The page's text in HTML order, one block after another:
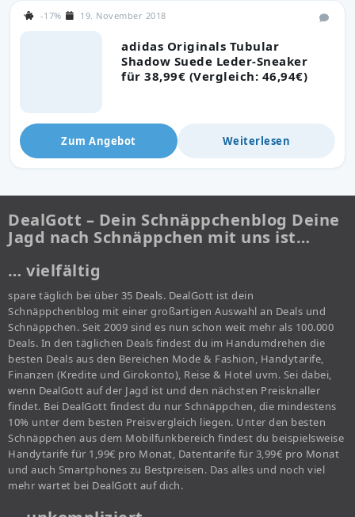
adidas Originals Tubular
Shadow Suede Leder-Sneaker
für 38,99€ (Vergleich: 46,94€)
-17% 19. November 2018
Zum Angebot Weiterlesen
DealGott – Dein Schnäppchenblog Deine
Jagd nach Schnäppchen mit uns ist…
… vielfältig
spare täglich bei über 35 Deals. DealGott ist dein
Schnäppchenblog mit einer großartigen Auswahl an Deals und
Schnäppchen. Seit 2009 sind es nun schon weit mehr als 100.000
Deals. In den täglichen Deals findest du im Handumdrehen die
besten Deals aus den Bereichen Mode & Fashion, Handytarife,
Finanzen (Kredite und Girokonto), Reise & Hotel uvm. Sei dabei,
wenn DealGott auf der Jagd ist und den nächsten Preisknaller
findet. Bei DealGott findest du nur Schnäppchen, die mindestens
10% unter dem besten Preisvergleich liegen. Unter den besten
Schnäppchen aus dem Mobilfunkbereich findest du beispielsweise
Handytarife für 1,99€ pro Monat, Datentarife für 3,99€ pro Monat
und auch Smartphones zu Bestpreisen. Das alles und noch viel
mehr wartet bei DealGott auf dich.